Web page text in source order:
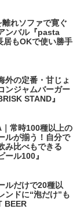
れソファで寛ぐ
ンバル『pasta
もOKで使い勝手
外の定番・甘じょ
ンジャムバーガー
STAND』
常時100種以上の
ルが揃う！自分で
み比べもできる
ール100』
ルだけで20種以
ンドに“泡だけ”も
BEER